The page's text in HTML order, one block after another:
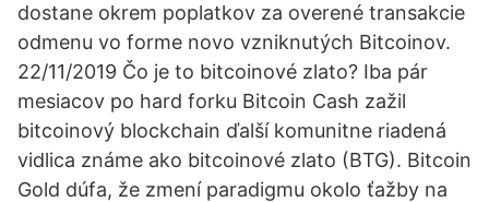
dostane okrem poplatkov za overené transakcie
odmenu vo forme novo vzniknutých Bitcoinov.
22/11/2019 Čo je to bitcoinové zlato? Iba pár
mesiacov po hard forku Bitcoin Cash zažil
bitcoinový blockchain ďalší komunitne riadená
vidlica známe ako bitcoinové zlato (BTG). Bitcoin
Gold dúfa, že zmení paradigmu okolo ťažby na